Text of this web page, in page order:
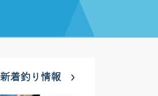
新着釣り情報